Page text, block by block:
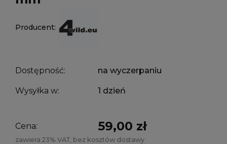
Producent:
Dostępność: na wyczerpaniu
Wysyłka w: 1 dzień
Cena: 59,00 zł
zawiera 23% VAT, bez kosztów dostawy